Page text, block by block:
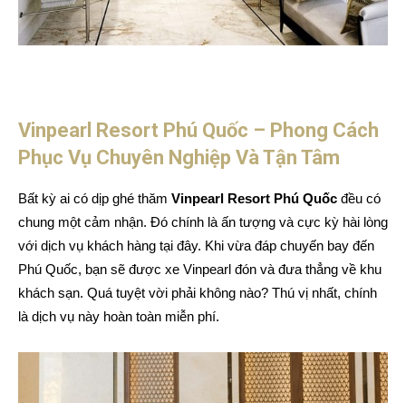
Vinpearl Resort Phú Quốc – Phong Cách
Phục Vụ Chuyên Nghiệp Và Tận Tâm
Bất kỳ ai có dịp ghé thăm Vinpearl Resort Phú Quốc đều có
chung một cảm nhận. Đó chính là ấn tượng và cực kỳ hài lòng
với dịch vụ khách hàng tại đây. Khi vừa đáp chuyến bay đến
Phú Quốc, bạn sẽ được xe Vinpearl đón và đưa thẳng về khu
khách sạn. Quá tuyệt vời phải không nào? Thú vị nhất, chính
là dịch vụ này hoàn toàn miễn phí.